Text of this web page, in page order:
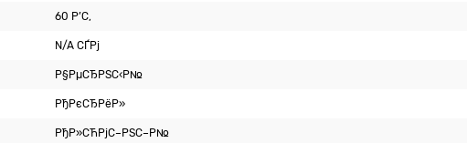
60 Р’С‚
N/A СЃРј
Р§РµСЂРЅС‹Р№
РђРєСЂРёР»
РђР»СЋРјС–РЅС–Р№